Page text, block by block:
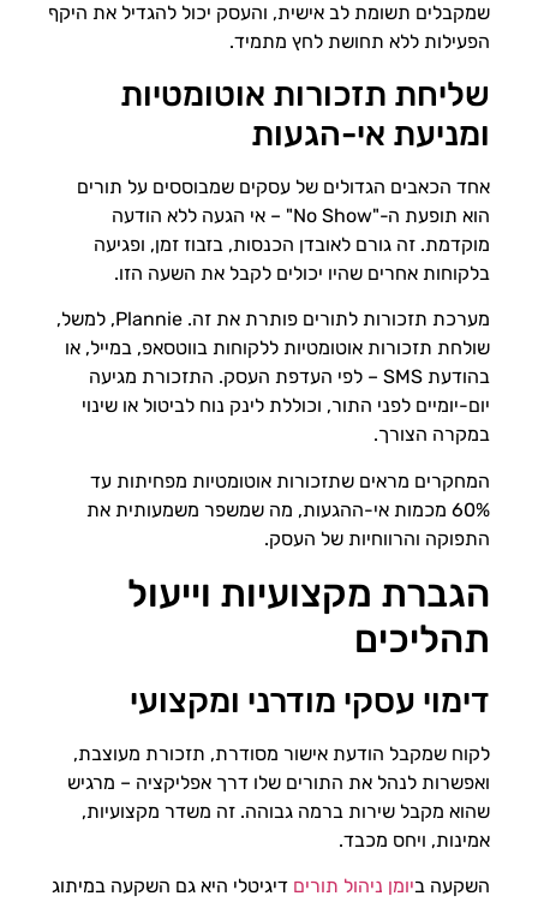
שמקבלים תשומת לב אישית, והעסק יכול להגדיל את היקף
הפעילות ללא תחושת לחץ מתמיד.
שליחת תזכורות אוטומטיות
ומניעת אי-הגעות
אחד הכאבים הגדולים של עסקים שמבוססים על תורים
הוא תופעת ה-"No Show" – אי הגעה ללא הודעה
מוקדמת. זה גורם לאובדן הכנסות, בזבוז זמן, ופגיעה
בלקוחות אחרים שהיו יכולים לקבל את השעה הזו.
מערכת תזכורות לתורים פותרת את זה. Plannie, למשל,
שולחת תזכורות אוטומטיות ללקוחות בווטסאפ, במייל, או
בהודעת SMS – לפי העדפת העסק. התזכורת מגיעה
יום-יומיים לפני התור, וכוללת לינק נוח לביטול או שינוי
במקרה הצורך.
המחקרים מראים שתזכורות אוטומטיות מפחיתות עד
60% מכמות אי-ההגעות, מה שמשפר משמעותית את
התפוקה והרווחיות של העסק.
הגברת מקצועיות וייעול
תהליכים
דימוי עסקי מודרני ומקצועי
לקוח שמקבל הודעת אישור מסודרת, תזכורת מעוצבת,
ואפשרות לנהל את התורים שלו דרך אפליקציה – מרגיש
שהוא מקבל שירות ברמה גבוהה. זה משדר מקצועיות,
אמינות, ויחס מכבד.
השקעה ביומן ניהול תורים דיגיטלי היא גם השקעה במיתוג